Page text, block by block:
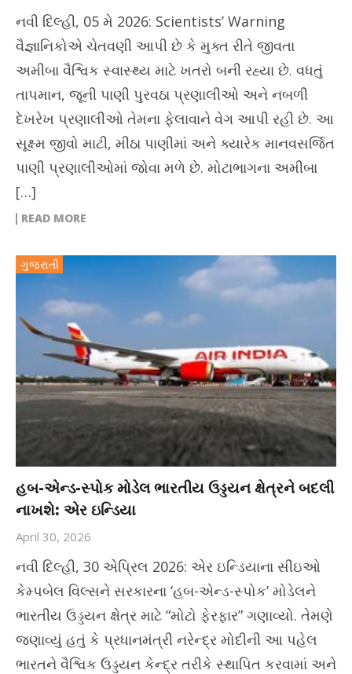
નવી દિલ્હી, 05 મે 2026: Scientists’ Warning
વૈજ્ઞાનિકોએ ચેતવણી આપી છે કે મુક્ત રીતે જીવતા
અમીબા વૈશ્વિક સ્વાસ્થ્ય માટે ખતરો બની રહ્યા છે. વધતું
તાપમાન, જૂની પાણી પુરવઠા પ્રણાલીઓ અને નબળી
દેખરેખ પ્રણાલીઓ તેમના ફેલાવાને વેગ આપી રહી છે. આ
સૂક્ષ્મ જીવો માટી, મીઠા પાણીમાં અને ક્યારેક માનવસર્જિત
પાણી પ્રણાલીઓમાં જોવા મળે છે. મોટાભાગના અમીબા
[…]
READ MORE
ગુજરાતી
હબ-એન્ડ-સ્પોક મોડેલ ભારતીય ઉડ્ડયન ક્ષેત્રને બદલી
નાખશે: એર ઇન્ડિયા
April 30, 2026
નવી દિલ્હી, 30 એપ્રિલ 2026: એર ઇન્ડિયાના સીઇઓ
કેમ્પબેલ વિલ્સને સરકારના ‘હબ-એન્ડ-સ્પોક’ મોડેલને
ભારતીય ઉડ્ડયન ક્ષેત્ર માટે “મોટો ફેરફાર” ગણાવ્યો. તેમણે
જણાવ્યું હતું કે પ્રધાનમંત્રી નરેન્દ્ર મોદીની આ પહેલ
ભારતને વૈશ્વિક ઉડ્ડયન કેન્દ્ર તરીકે સ્થાપિત કરવામાં અને